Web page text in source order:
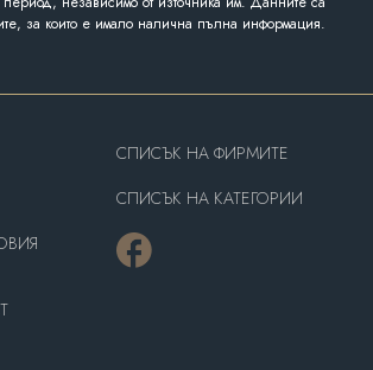
за които е имало налична пълна информация.
СПИСЪК НА ФИРМИТЕ
СПИСЪК НА КАТЕГОРИИ